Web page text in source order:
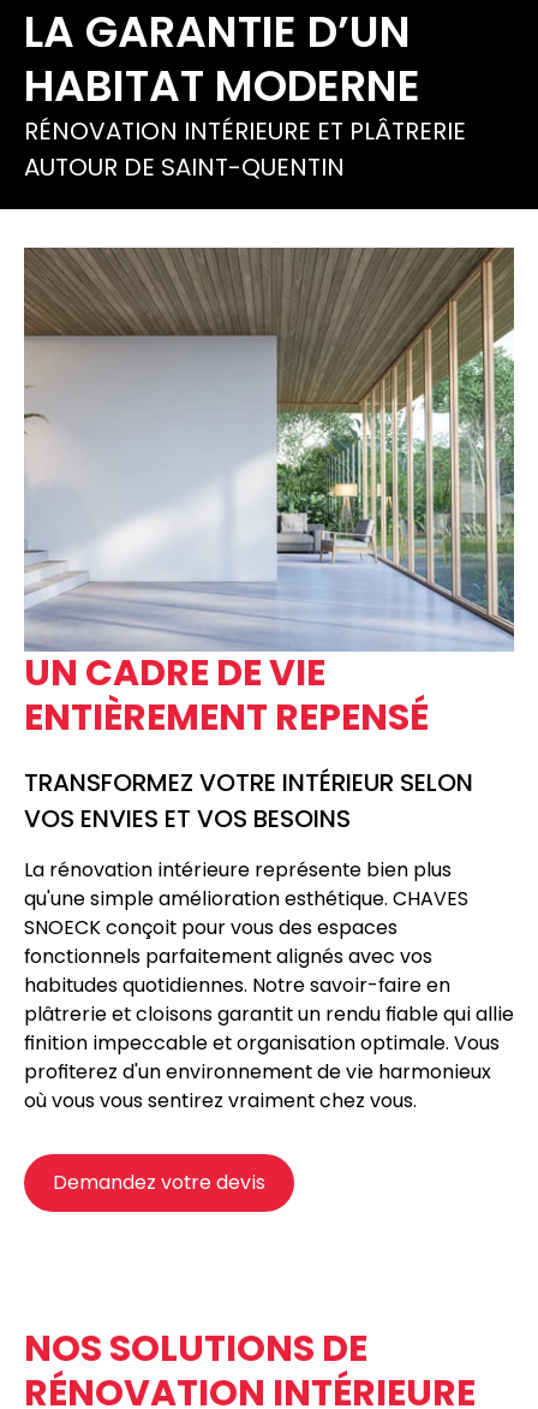
RÉNOVATION INTÉRIEURE ET PLÂTRERIE
AUTOUR DE SAINT-QUENTIN
LA GARANTIE D’UN
HABITAT MODERNE
UN CADRE DE VIE
ENTIÈREMENT REPENSÉ
TRANSFORMEZ VOTRE INTÉRIEUR SELON
VOS ENVIES ET VOS BESOINS
La rénovation intérieure représente bien plus
qu'une simple amélioration esthétique. CHAVES
SNOECK conçoit pour vous des espaces
fonctionnels parfaitement alignés avec vos
habitudes quotidiennes. Notre savoir-faire en
plâtrerieetcloisonsgarantit un rendu fiable qui allie
finition impeccable et organisation optimale. Vous
profiterez d'un environnement de vie harmonieux
où vous vous sentirez vraiment chez vous.
Demandez votre devis
NOS SOLUTIONS DE
RÉNOVATION INTÉRIEURE